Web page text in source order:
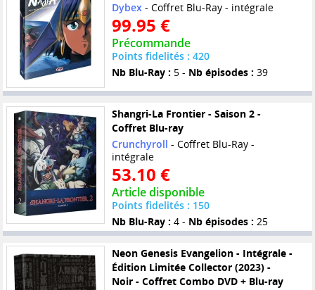
Dybex- Coffret Blu-Ray - intégrale
99.95 €
Précommande
Points fidelités : 420
Nb Blu-Ray : 5 - Nb épisodes : 39
Shangri-La Frontier - Saison 2 -
Coffret Blu-ray
Crunchyroll - Coffret Blu-Ray -
intégrale
53.10 €
Article disponible
Points fidelités : 150
Nb Blu-Ray : 4 - Nb épisodes : 25
Neon Genesis Evangelion - Intégrale -
Édition Limitée Collector (2023) -
Noir - Coffret Combo DVD + Blu-ray